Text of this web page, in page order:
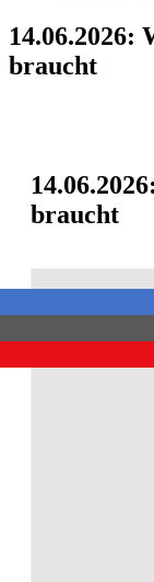
14.06.2026:
braucht
braucht